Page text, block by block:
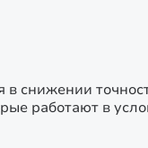
снижении
работают в